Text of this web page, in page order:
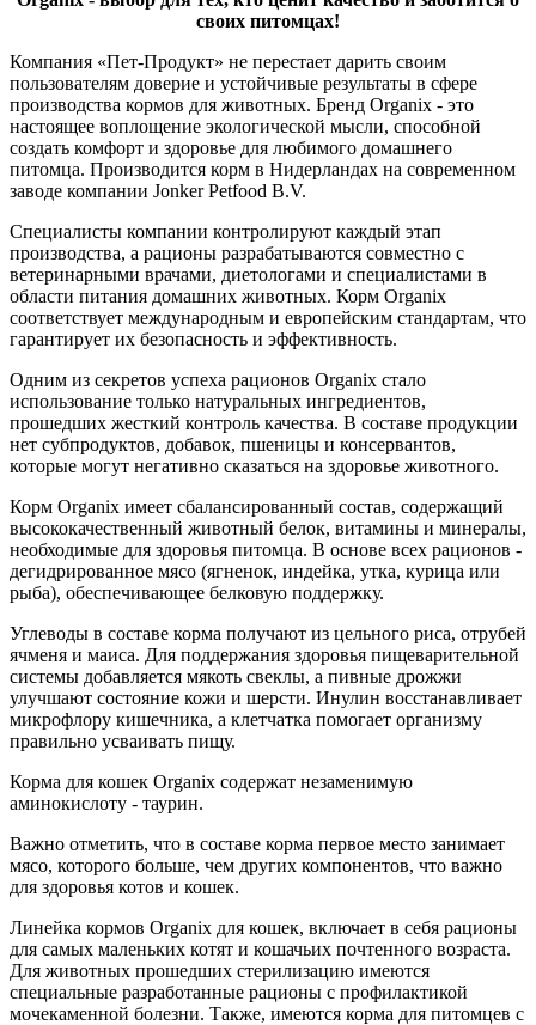
своих питомцах!
Компания «Пет-Продукт» не перестает дарить своим
пользователям доверие и устойчивые результаты в сфере
производства кормов для животных. Бренд Organix - это
настоящее воплощение экологической мысли, способной
создать комфорт и здоровье для любимого домашнего
питомца. Производится корм в Нидерландах на современном
заводе компании Jonker Petfood B.V.
Специалисты компании контролируют каждый этап
производства, а рационы разрабатываются совместно с
ветеринарными врачами, диетологами и специалистами в
области питания домашних животных. Корм Organix
соответствует международным и европейским стандартам, что
гарантирует их безопасность и эффективность.
Одним из секретов успеха рационов Organix стало
использование только натуральных ингредиентов,
прошедших жесткий контроль качества. В составе продукции
нет субпродуктов, добавок, пшеницы и консервантов,
которые могут негативно сказаться на здоровье животного.
Корм Organix имеет сбалансированный состав, содержащий
высококачественный животный белок, витамины и минералы,
необходимые для здоровья питомца. В основе всех рационов -
дегидрированное мясо (ягненок, индейка, утка, курица или
рыба), обеспечивающее белковую поддержку.
Углеводы в составе корма получают из цельного риса, отрубей
ячменя и маиса. Для поддержания здоровья пищеварительной
системы добавляется мякоть свеклы, а пивные дрожжи
улучшают состояние кожи и шерсти. Инулин восстанавливает
микрофлору кишечника, а клетчатка помогает организму
правильно усваивать пищу.
Корма для кошек Organix содержат незаменимую
аминокислоту - таурин.
Важно отметить, что в составе корма первое место занимает
мясо, которого больше, чем других компонентов, что важно
для здоровья котов и кошек.
Линейка кормов Organix для кошек, включает в себя рационы
для самых маленьких котят и кошачьих почтенного возраста.
Для животных прошедших стерилизацию имеются
специальные разработанные рационы с профилактикой
мочекаменной болезни. Также, имеются корма для питомцев с